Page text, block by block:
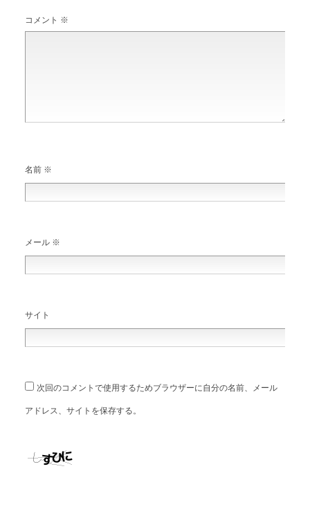
コメント ※
名前 ※
メール ※
サイト
次回のコメントで使用するためブラウザーに自分の名前、メール
アドレス、サイトを保存する。